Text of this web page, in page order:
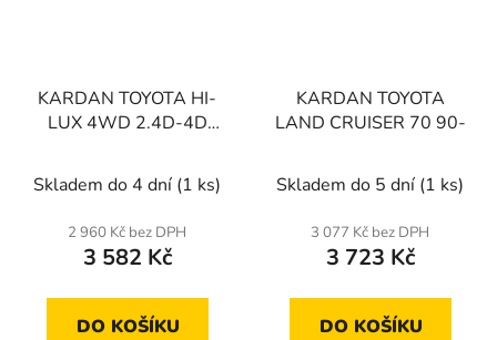
KARDAN TOYOTA HI-
LUX 4WD 2.4D-4D
Skladem do 4 dní (1 ks)
2 960 Kč bez DPH
3 582 Kč
DO KOŠÍKU
KARDAN TOYOTA
LAND CRUISER 70 90-
Skladem do 5 dní (1 ks)
3 077 Kč bez DPH
3 723 Kč
DO KOŠÍKU